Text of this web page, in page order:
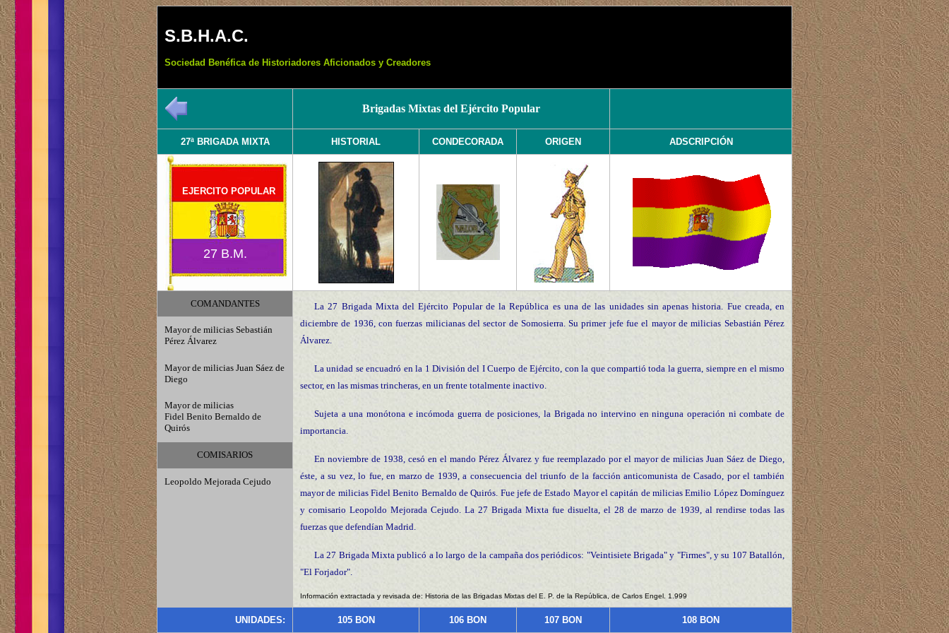
S.B.H.A.C.
Sociedad Benéfica de Historiadores Aficionados y Creadores
Brigadas Mixtas del Ejército Popular
27ª BRIGADA MIXTA HISTORIAL CONDECORADA ORIGEN ADSCRIPCIÓN
EJERCITO POPULAR
27 B.M.
COMANDANTES
La 27 Brigada Mixta del Ejército Popular de la República es una de las unidades sin apenas historia. Fue creada, en
diciembre de 1936, con fuerzas milicianas del sector de Somosierra. Su primer jefe fue el mayor de milicias Sebastián Pérez
Álvarez.
La unidad se encuadró en la 1 División del I Cuerpo de Ejército, con la que compartió toda la guerra, siempre en el mismo
sector, en las mismas trincheras, en un frente totalmente inactivo.
Sujeta a una monótona e incómoda guerra de posiciones, la Brigada no intervino en ninguna operación ni combate de
importancia.
En noviembre de 1938, cesó en el mando Pérez Álvarez y fue reemplazado por el mayor de milicias Juan Sáez de Diego,
éste, a su vez, lo fue, en marzo de 1939, a consecuencia del triunfo de la facción anticomunista de Casado, por el también
mayor de milicias Fidel Benito Bernaldo de Quirós. Fue jefe de Estado Mayor el capitán de milicias Emilio López Domínguez
y comisario Leopoldo Mejorada Cejudo. La 27 Brigada Mixta fue disuelta, el 28 de marzo de 1939, al rendirse todas las
fuerzas que defendían Madrid.
La 27 Brigada Mixta publicó a lo largo de la campaña dos periódicos: "Veintisiete Brigada" y "Firmes", y su 107 Batallón,
"El Forjador".
Información extractada y revisada de: Historia de las Brigadas Mixtas del E. P. de la República, de Carlos Engel. 1.999
Mayor de milicias Sebastián
Pérez Álvarez
Mayor de milicias Juan Sáez de
Diego
Mayor de milicias
Fidel Benito Bernaldo de
Quirós
COMISARIOS
Leopoldo Mejorada Cejudo
UNIDADES: 105 BON 106 BON 107 BON 108 BON